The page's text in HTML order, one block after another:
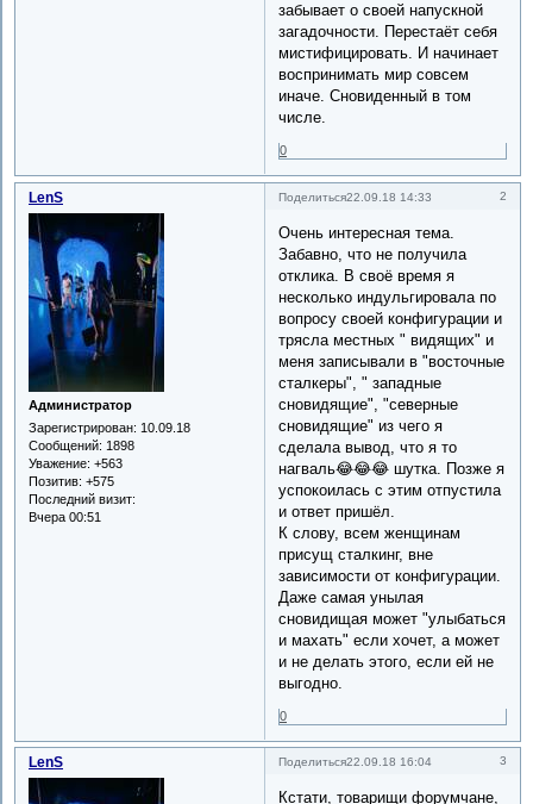
забывает о своей напускной
загадочности. Перестаёт себя
мистифицировать. И начинает
воспринимать мир совсем
иначе. Сновиденный в том
числе.
0
Поделиться 2
22.09.18 14:33
LenS
Администратор
Зарегистрирован: 10.09.18
Сообщений: 1898
Уважение: +563
Позитив: +575
Последний визит:
Вчера 00:51
Очень интересная тема.
Забавно, что не получила
отклика. В своё время я
несколько индульгировала по
вопросу своей конфигурации и
трясла местных " видящих" и
меня записывали в "восточные
сталкеры", " западные
сновидящие", "северные
сновидящие" из чего я
сделала вывод, что я то
нагваль😂😂😂 шутка. Позже я
успокоилась с этим отпустила
и ответ пришёл.
К слову, всем женщинам
присущ сталкинг, вне
зависимости от конфигурации.
Даже самая унылая
сновидищая может "улыбаться
и махать" если хочет, а может
и не делать этого, если ей не
выгодно.
0
Поделиться 3
22.09.18 16:04
LenS
Кстати, товарищи форумчане,